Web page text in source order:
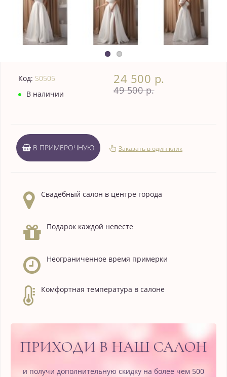
Код: S0505
В наличии
24 500 р.
49 500 р.
В ПРИМЕРОЧНУЮ Заказать в один клик
Свадебный салон в центре города
Подарок каждой невесте
Неограниченное время примерки
Комфортная температура в салоне
ПРИХОДИ В НАШ САЛОН
и получи дополнительную скидку на более чем 500